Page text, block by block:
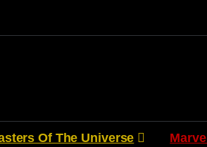
Of The Universe Marvel